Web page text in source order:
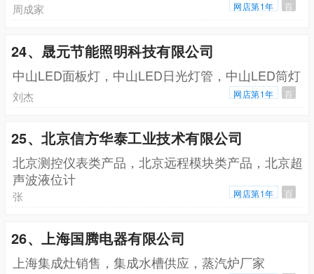
周成家 网店第1年 百
24、晟元节能照明科技有限公司
中山LED面板灯，中山LED日光灯管，中山LED筒灯
刘杰 网店第1年 百
25、北京信方华泰工业技术有限公司
北京测控仪表类产品，北京远程模块类产品，北京超
声波液位计
张 网店第1年 百
26、上海国腾电器有限公司
上海集成灶销售，集成水槽供应，蒸汽炉厂家